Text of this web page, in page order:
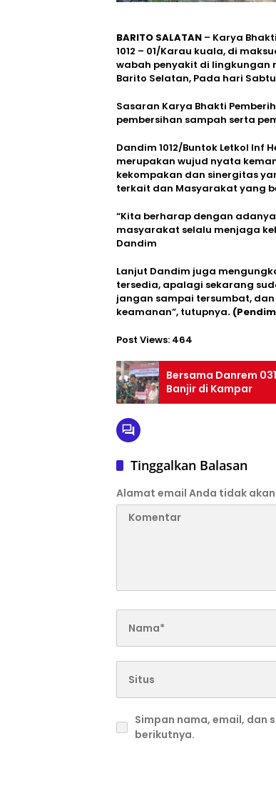
BARITO SALATAN – Karya
1012 – 01/Karau kuala, di
wabah penyakit di lingkungan
Barito Selatan, Pada hari
Sasaran Karya Bhakti
pembersihan sampah serta
Dandim 1012/Buntok Letkol Inf
merupakan wujud nyata
kekompakan dan sinergitas
terkait dan Masyarakat yang
“Kita berharap dengan
masyarakat selalu menjaga
Dandim
Lanjut Dandim juga
tersedia, apalagi sekarang
jangan sampai tersumbat,
keamanan”, tutupnya.
Post Views: 464
Bersama Danrem
Banjir di Kampar
Tinggalkan Balasan
Alamat email Anda tidak
Simpan nama, email, dan
berikutnya.